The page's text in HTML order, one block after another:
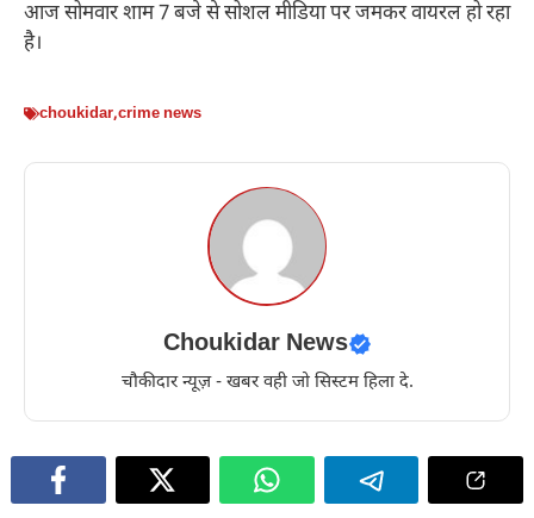
आज सोमवार शाम 7 बजे से सोशल मीडिया पर जमकर वायरल हो रहा
है।
choukidar,crime news
Choukidar News
चौकीदार न्यूज़ - खबर वही जो सिस्टम हिला दे.